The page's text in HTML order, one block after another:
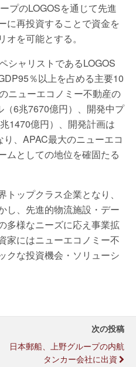
プのLOGOSを通じて先進
に再投資することで資⾦を
を可能とする。
シャリストであるLOGOS
％以上を占める主要10
ニューエコノミー不動産の
6兆7670億円）、開発中プ
1470億円）、開発計画は
、APAC最⼤のニューエコ
ムとしての地位を確固たる
ップクラス企業となり、
し、先進的物流施設・デー
多様なニーズに応え事業拡
家にはニューエコノミー不
クな投資機会・ソリューシ
次の投稿
日本郵船、上野グループの内航
タンカー会社に出資